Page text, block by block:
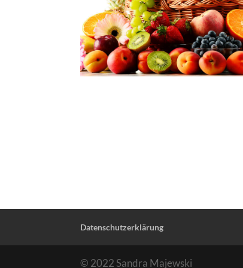
Datenschutzerklärung
© 2022 Sandra Majewski